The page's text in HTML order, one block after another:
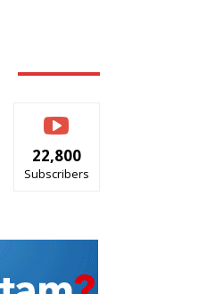
22,800
Subscribers